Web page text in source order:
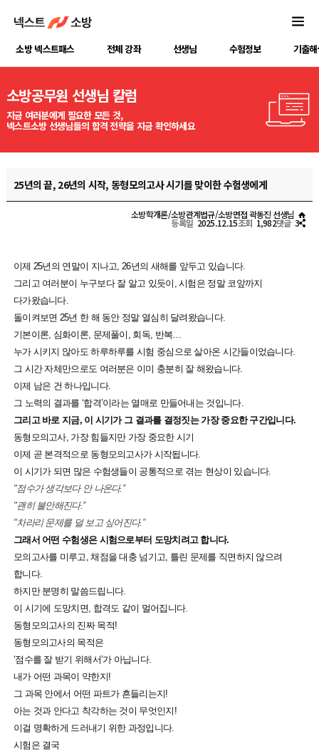
소방 넥스트패스 전체 강좌 선생님 수험정보 기출
소방공무원 선생님 칼럼
지금 여러분에게 필요한 모든 것,
넥스트소방 선생님들의 합격 전략을 지금 확인하세요
25년의 끝, 26년의 시작, 동형모의고사 시기를 맞이한 수험생에게
소방학개론/소방관계법규/소방면접 곽동진 선생님
등록일 2025.12.15조회 1,982댓글3
이제 25년의 연말이 지나고, 26년의 새해를 앞두고 있습니다.
그리고 여러분이 누구보다 잘 알고 있듯이, 시험은 정말 코앞까지
다가왔습니다.
돌이켜보면 25년 한 해 동안 정말 열심히 달려왔습니다.
기본이론, 심화이론, 문제풀이, 회독, 반복…
누가 시키지 않아도 하루하루를 시험 중심으로 살아온 시간들이었습니다.
그 시간 자체만으로도 여러분은 이미 충분히 잘 해왔습니다.
이제 남은 건 하나입니다.
그 노력의 결과를 ‘합격’이라는 열매로 만들어내는 것입니다.
그리고 바로 지금, 이 시기가 그 결과를 결정짓는 가장 중요한 구간입니다.
동형모의고사, 가장 힘들지만 가장 중요한 시기
이제 곧 본격적으로 동형모의고사가 시작됩니다.
이 시기가 되면 많은 수험생들이 공통적으로 겪는 현상이 있습니다.
"점수가 생각보다 안 나온다.”
"괜히 불안해진다.”
"차라리 문제를 덜 보고 싶어진다.”
그래서 어떤 수험생은 시험으로부터 도망치려고 합니다.
모의고사를 미루고, 채점을 대충 넘기고, 틀린 문제를 직면하지 않으려
합니다.
하지만 분명히 말씀드립니다.
이 시기에 도망치면, 합격도 같이 멀어집니다.
동형모의고사의 진짜 목적!
동형모의고사의 목적은
‘점수를 잘 받기 위해서’가 아닙니다.
내가 어떤 과목이 약한지!
그 과목 안에서 어떤 파트가 흔들리는지!
아는 것과 안다고 착각하는 것이 무엇인지!
이걸 명확하게 드러내기 위한 과정입니다.
시험은 결국